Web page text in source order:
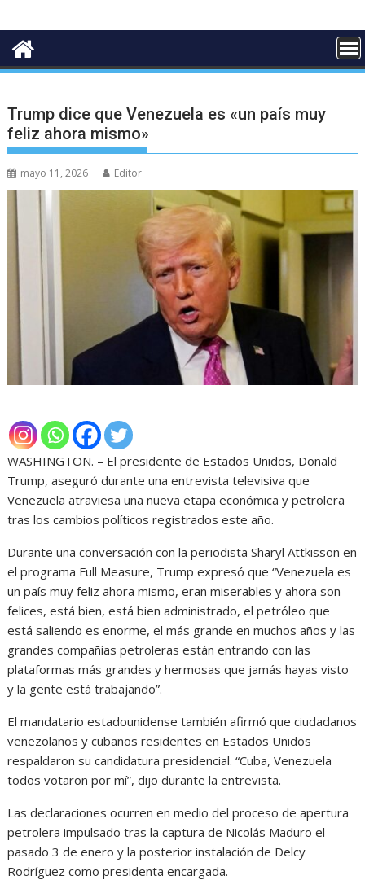
Trump dice que Venezuela es «un país muy
feliz ahora mismo»
mayo 11, 2026 Editor
WASHINGTON. – El presidente de Estados Unidos, Donald
Trump, aseguró durante una entrevista televisiva que
Venezuela atraviesa una nueva etapa económica y petrolera
tras los cambios políticos registrados este año.
Durante una conversación con la periodista Sharyl Attkisson en
el programa Full Measure, Trump expresó que “Venezuela es
un país muy feliz ahora mismo, eran miserables y ahora son
felices, está bien, está bien administrado, el petróleo que
está saliendo es enorme, el más grande en muchos años y las
grandes compañías petroleras están entrando con las
plataformas más grandes y hermosas que jamás hayas visto
y la gente está trabajando”.
El mandatario estadounidense también afirmó que ciudadanos
venezolanos y cubanos residentes en Estados Unidos
respaldaron su candidatura presidencial. “Cuba, Venezuela
todos votaron por mí”, dijo durante la entrevista.
Las declaraciones ocurren en medio del proceso de apertura
petrolera impulsado tras la captura de Nicolás Maduro el
pasado 3 de enero y la posterior instalación de Delcy
Rodríguez como presidenta encargada.